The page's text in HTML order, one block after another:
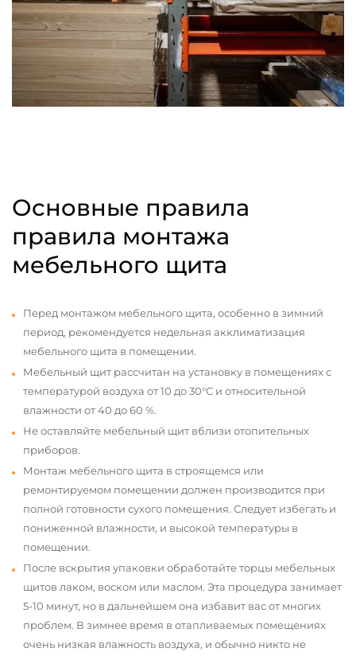
Основные правила
правила монтажа
мебельного щита
Перед монтажом мебельного щита, особенно в зимний
период, рекомендуется недельная акклиматизация
мебельного щита в помещении.
Мебельный щит рассчитан на установку в помещениях с
температурой воздуха от 10 до 30°С и относительной
влажности от 40 до 60 %.
Не оставляйте мебельный щит вблизи отопительных
приборов.
Монтаж мебельного щита в строящемся или
ремонтируемом помещении должен производится при
полной готовности сухого помещения. Следует избегать и
пониженной влажности, и высокой температуры в
помещении.
После вскрытия упаковки обработайте торцы мебельных
щитов лаком, воском или маслом. Эта процедура занимает
5-10 минут, но в дальнейшем она избавит вас от многих
проблем. В зимнее время в отапливаемых помещениях
очень низкая влажность воздуха, и обычно никто не